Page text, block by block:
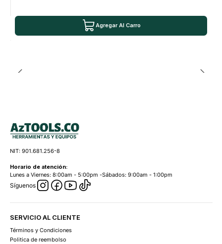
Agregar Al Carro
NIT: 901.681.256-8
Horario de atención:
Lunes a Viernes: 8:00am - 5:00pm -Sábados: 9:00am - 1:00pm
Síguenos
SERVICIO AL CLIENTE
Términos y Condiciones
Politica de reembolso